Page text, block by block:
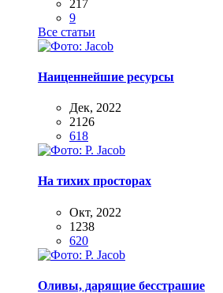
217
9
Все статьи
Наиценнейшие ресурсы
Дек, 2022
2126
618
На тихих просторах
Окт, 2022
1238
620
Оливы, дарящие бесстрашие